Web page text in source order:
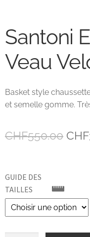
John Lobb
Magnanni
Paolo Scafora
Paraboot
TLB
Zonkey Boot
Santoni
Veau
Basket style
et semelle gomme.
CHF550.00 Le
CHF
GUIDE DES
TAILLES